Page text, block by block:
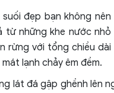
đẹp bạn không
những khe nước nhỏ
rừng với tổng chiều dài
lạnh chảy êm đềm.
lát đá gập ghềnh lên